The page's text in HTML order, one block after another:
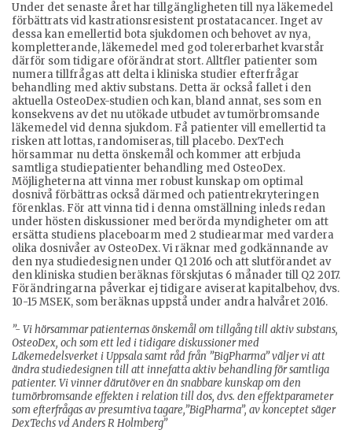
Under det senaste året har tillgängligheten till nya läkemedel
förbättrats vid kastrationsresistent prostatacancer. Inget av
dessa kan emellertid bota sjukdomen och behovet av nya,
kompletterande, läkemedel med god tolererbarhet kvarstår
därför som tidigare oförändrat stort. Alltfler patienter som
numera tillfrågas att delta i kliniska studier efterfrågar
behandling med aktiv substans. Detta är också fallet i den
aktuella OsteoDex-studien och kan, bland annat, ses som en
konsekvens av det nu utökade utbudet av tumörbromsande
läkemedel vid denna sjukdom. Få patienter vill emellertid ta
risken att lottas, randomiseras, till placebo. DexTech
hörsammar nu detta önskemål och kommer att erbjuda
samtliga studiepatienter behandling med OsteoDex.
Möjligheterna att vinna mer robust kunskap om optimal
dosnivå förbättras också därmed och patientrekryteringen
förenklas. För att vinna tid i denna omställning inleds redan
under hösten diskussioner med berörda myndigheter om att
ersätta studiens placeboarm med 2 studiearmar med vardera
olika dosnivåer av OsteoDex. Vi räknar med godkännande av
den nya studiedesignen under Q1 2016 och att slutförandet av
den kliniska studien beräknas förskjutas 6 månader till Q2 2017.
Förändringarna påverkar ej tidigare aviserat kapitalbehov, dvs.
10-15 MSEK, som beräknas uppstå under andra halvåret 2016.
”- Vi hörsammar patienternas önskemål om tillgång till aktiv substans,
OsteoDex, och som ett led i tidigare diskussioner med
Läkemedelsverket i Uppsala samt råd från ”BigPharma” väljer vi att
ändra studiedesignen till att innefatta aktiv behandling för samtliga
patienter. Vi vinner därutöver en än snabbare kunskap om den
tumörbromsande effekten i relation till dos, dvs. den effektparameter
som efterfrågas av presumtiva tagare,”BigPharma”, av konceptet säger
DexTechs vd Anders R Holmberg”